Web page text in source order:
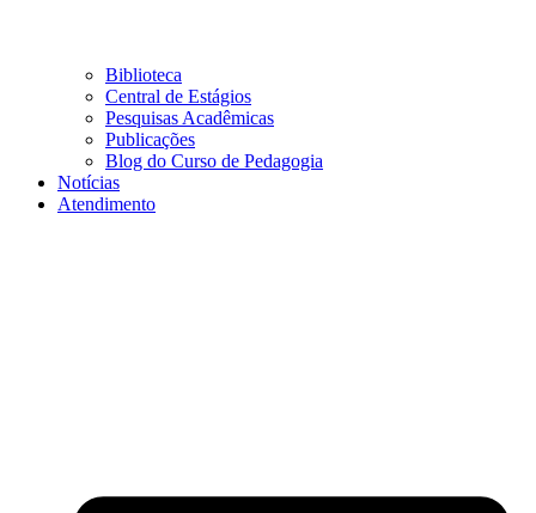
Biblioteca
Central de Estágios
Pesquisas Acadêmicas
Publicações
Blog do Curso de Pedagogia
Notícias
Atendimento